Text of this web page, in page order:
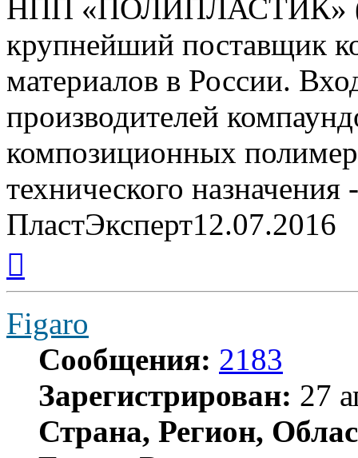
НПП «ПОЛИПЛАСТИК»
крупнейший поставщик
материалов в России.
производителей
композиционных
технического
ПластЭксперт12.07.2016
началу
Figaro
Сообщения: 2183
Зарегистрирован: 27
Страна, Регион,